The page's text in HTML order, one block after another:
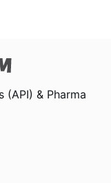
& Pharma